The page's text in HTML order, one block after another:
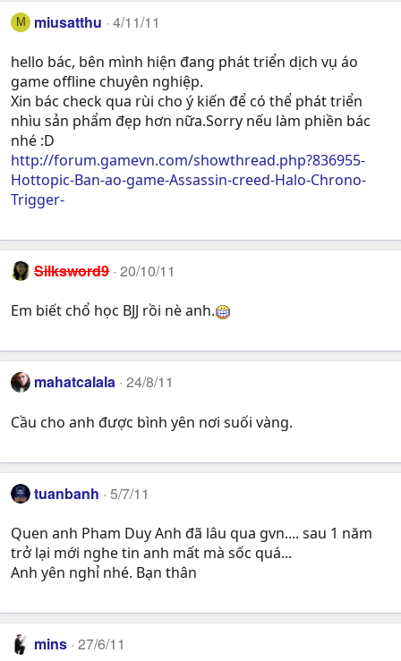
M miusatthu 4/11/11
hello bác, bên mình hiện đang phát triển dịch vụ áo
game offline chuyên nghiệp.
Xin bác check qua rùi cho ý kiến để có thể phát triển
nhìu sản phẩm đẹp hơn nữa.Sorry nếu làm phiền bác
nhé :D
http://forum.gamevn.com/showthread.php?836955-
Hottopic-Ban-ao-game-Assassin-creed-Halo-Chrono-
Trigger-
Silksword9 20/10/11
Em biết chổ học BJJ rồi nè anh.
mahatcalala 24/8/11
Cầu cho anh được bình yên nơi suối vàng.
tuanbanh 5/7/11
Quen anh Pham Duy Anh đã lâu qua gvn.... sau 1 năm
trở lại mới nghe tin anh mất mà sốc quá...
Anh yên nghỉ nhé. Bạn thân
mins 27/6/11